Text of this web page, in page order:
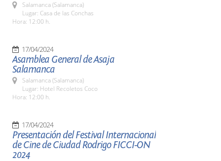
Salamanca (Salamanca)
Lugar: Casa de las Conchas
Hora: 12:00 h.
17/04/2024
Asamblea General de Asaja
Salamanca
Salamanca (Salamanca)
Lugar: Hotel Recoletos Coco
Hora: 12:00 h.
17/04/2024
Presentación del Festival Internacional
de Cine de Ciudad Rodrigo FICCI-ON
2024